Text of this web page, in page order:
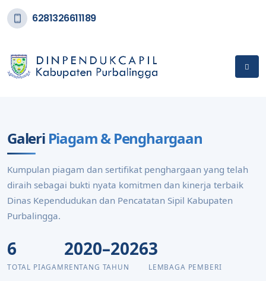
6281326611189
Galeri Piagam & Penghargaan
Kumpulan piagam dan sertifikat penghargaan yang telah
diraih sebagai bukti nyata komitmen dan kinerja terbaik
Dinas Kependudukan dan Pencatatan Sipil Kabupaten
Purbalingga.
6
TOTAL PIAGAM
2020–2026
RENTANG TAHUN
3
LEMBAGA PEMBERI